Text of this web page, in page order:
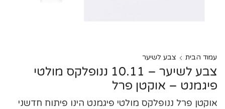
עמוד הבית צבע לשיער
צבע לשיער – 10.11 ננופלקס מולטי
פיגמנט – אוקטן פרל
אוקטן פרל ננופלקס מולטי פיגמנט הינו פיתוח חדשני